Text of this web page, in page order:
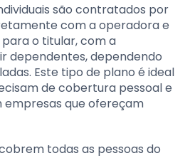
são contratados por
com a operadora e
o titular, com a
dependentes, dependendo
Este tipo de plano é ideal
de cobertura pessoal e
que ofereçam
todas as pessoas do